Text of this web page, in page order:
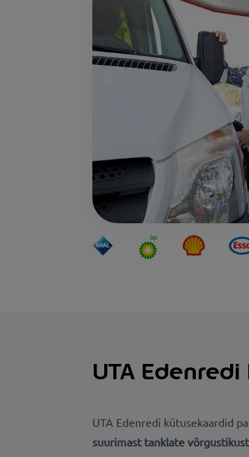
UTA
UTA Edenredi kütusekaardid
suurimast tanklate võrgustikust